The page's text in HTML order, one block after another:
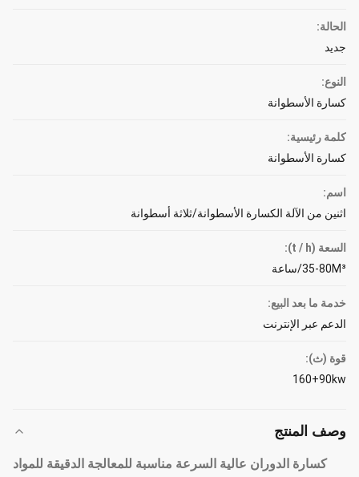
الحالة:
جديد
النوع:
كسارة الأسطوانة
كلمة رئيسية:
كسارة الأسطوانة
اسم:
اثنين من الآلة الكسارة الأسطوانة/ثلاثة أسطوانة
السعة (t / h):
35-80M³/ساعة
خدمة ما بعد البيع:
الدعم عبر الإنترنت
قوة (ث):
160+90kw
وصف المنتج
كسارة الدوران عالية السرعة مناسبة للمعالجة الدقيقة للمواد